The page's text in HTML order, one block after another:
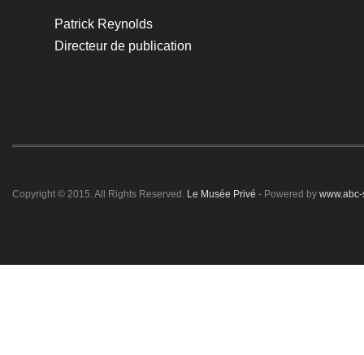
Patrick Reynolds
Directeur de publication
Copyright © 2015. All Rights Reserved. Le Musée Privé - Powered by